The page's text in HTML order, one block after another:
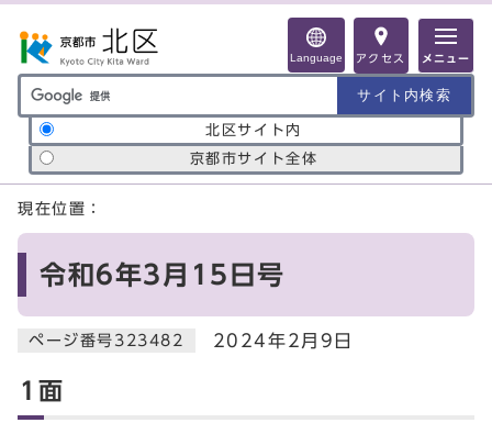
Language アクセス メニュー
サイト内検索の範囲
北区サイト内
京都市サイト全体
ここから本文です
現在位置：
令和6年3月15日号
ページ番号323482 2024年2月9日
1面